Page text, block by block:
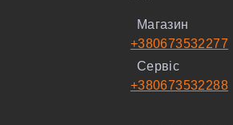
Магазин
+380673532277
Сервіс
+380673532288